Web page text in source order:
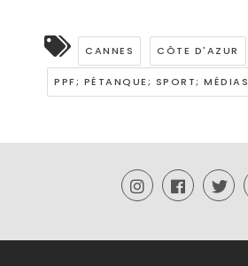
CANNES CÔTE D'AZUR
PPF; PÉTANQUE; SPORT; MÉDIAS